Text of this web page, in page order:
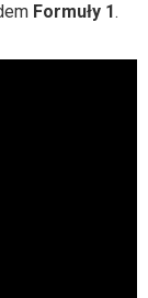
Formuły 1.